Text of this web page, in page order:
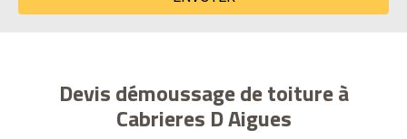
Devis démoussage de toiture à
Cabrieres D Aigues